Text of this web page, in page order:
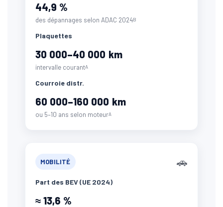
44,9 %
des dépannages selon ADAC 2024B
Plaquettes
30 000–40 000 km
intervalle courantA
Courroie distr.
60 000–160 000 km
ou 5–10 ans selon moteurA
MOBILITÉ 🚗
Part des BEV (UE 2024)
≈ 13,6 %